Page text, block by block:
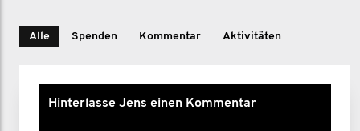
Alle Spenden Kommentar Aktivitäten
Hinterlasse Jens einen Kommentar